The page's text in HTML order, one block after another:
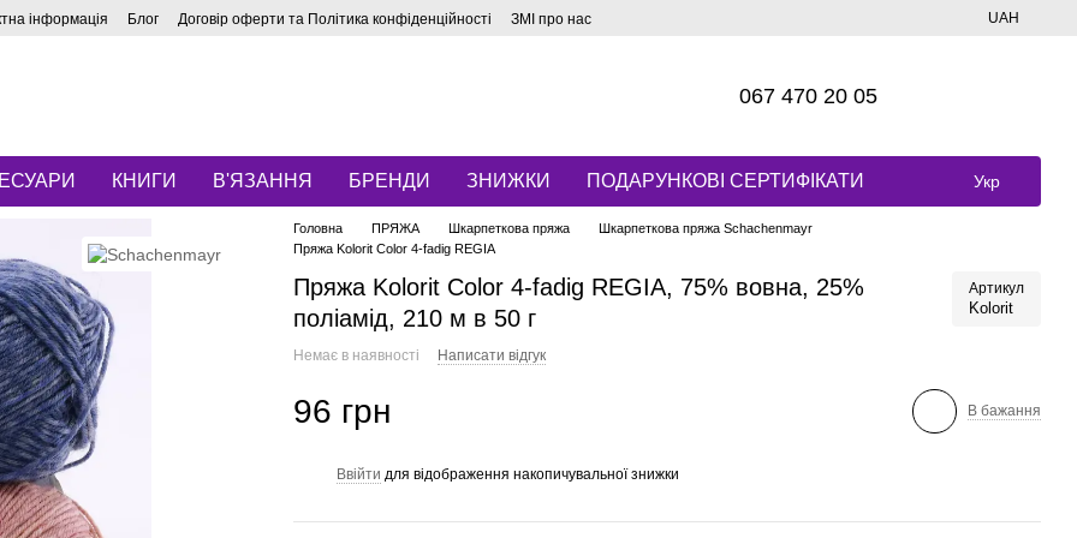
інформація Блог Договір оферти та Політика конфіденційності ЗМІ про нас UAH
067 470 20 05
КНИГИ В'ЯЗАННЯ БРЕНДИ ЗНИЖКИ ПОДАРУНКОВІ СЕРТИФІКАТИ Укр
Головна ПРЯЖА Шкарпеткова пряжа
Шкарпеткова пряжа Schachenmayr
Пряжа Kolorit Color 4-fadig REGIA
Пряжа Kolorit Color 4-fadig REGIA, 75% вовна, 25%
поліамід, 210 м в 50 г
Артикул
Kolorit
Немає в наявності Написати відгук
96 грн В бажання
Ввійти для відображення накопичувальної знижки